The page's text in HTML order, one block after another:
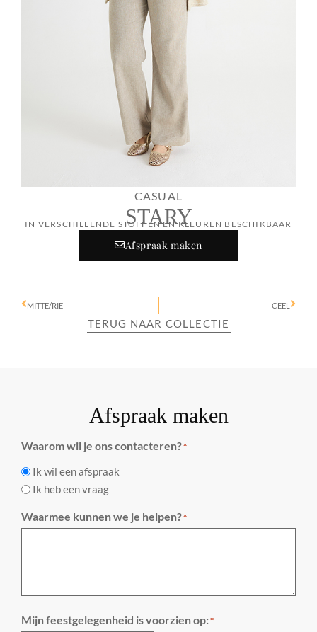
CASUAL
STARY
IN VERSCHILLENDE STOFFEN EN KLEUREN BESCHIKBAAR
Afspraak maken
MITTE/RIE CEEL
TERUG NAAR COLLECTIE
Afspraak maken
Waarom wil je ons contacteren?*
Ik wil een afspraak
Ik heb een vraag
Waarmee kunnen we je helpen?*
Mijn feestgelegenheid is voorzien op:*